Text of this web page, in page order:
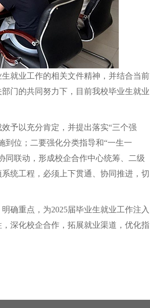
就业工作的相关文件精神，并结合当前
门的共同努力下，目前我校毕业生就业
予以充分肯定，并提出落实“三个强
到位；二要强化分类指导和“一生一
同联动，形成校企合作中心统筹、二级
统工程，必须上下贯通、协同推进，切
确重点，为2025届毕业生就业工作注入
深化校企合作，拓展就业渠道，优化指